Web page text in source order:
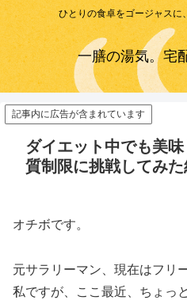
ひとりの食卓をゴージャスに
一膳の湯気。宅
記事内に広告が含まれています
ダイエット中でも美
質制限に挑戦してみ
オチボです。
元サラリーマン、現在はフリ
私ですが、ここ最近、ちょっ